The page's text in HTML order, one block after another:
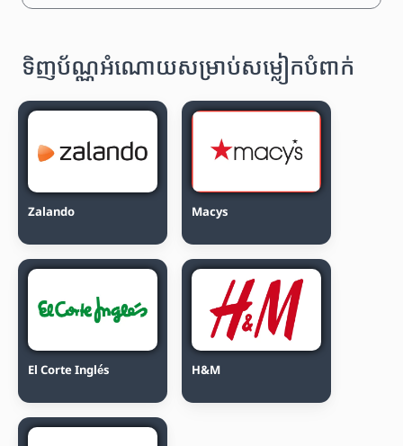
ទិញប័ណ្ណអំណោយសម្រាប់សម្លៀកបំពាក់
Zalando Macys
El Corte Inglés H&M